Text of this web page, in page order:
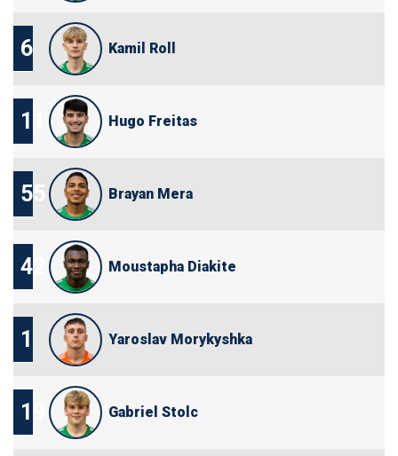
6 Kamil Roll
11 Hugo Freitas
55 Brayan Mera
42 Moustapha Diakite
1 Yaroslav Morykyshka
19 Gabriel Stolc